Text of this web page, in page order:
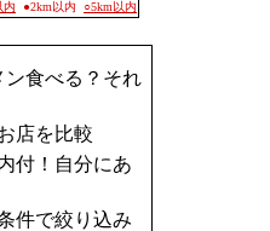
内 ●2km以内 ○5km以内
ン食べる？それ
店を比較
付！自分にあ
件で絞り込み